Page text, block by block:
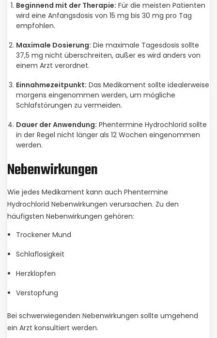
Beginnend mit der Therapie: Für die meisten Patienten
wird eine Anfangsdosis von 15 mg bis 30 mg pro Tag
empfohlen.
Maximale Dosierung: Die maximale Tagesdosis sollte
37,5 mg nicht überschreiten, außer es wird anders von
einem Arzt verordnet.
Einnahmezeitpunkt: Das Medikament sollte idealerweise
morgens eingenommen werden, um mögliche
Schlafstörungen zu vermeiden.
Dauer der Anwendung: Phentermine Hydrochlorid sollte
in der Regel nicht länger als 12 Wochen eingenommen
werden.
Nebenwirkungen
Wie jedes Medikament kann auch Phentermine
Hydrochlorid Nebenwirkungen verursachen. Zu den
häufigsten Nebenwirkungen gehören:
Trockener Mund
Schlaflosigkeit
Herzklopfen
Verstopfung
Bei schwerwiegenden Nebenwirkungen sollte umgehend
ein Arzt konsultiert werden.